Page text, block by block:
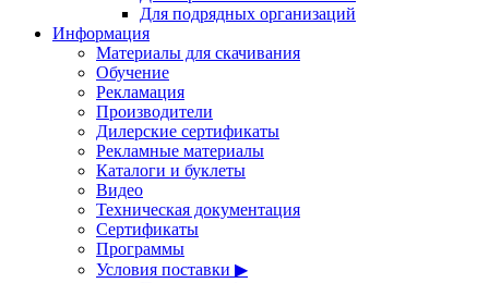
Для подрядных организаций
Информация
Материалы для скачивания
Обучение
Рекламация
Производители
Дилерские сертификаты
Рекламные материалы
Каталоги и буклеты
Видео
Техническая документация
Сертификаты
Программы
Условия поставки ▶